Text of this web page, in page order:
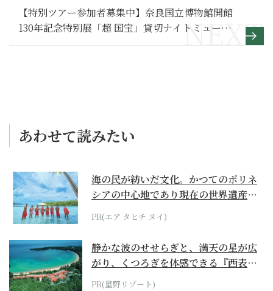
【特別ツアー参加者募集中】奈良国立博物館開館
130年記念特別展「超 国宝」貸切ナイトミュージ
アムと奈良の旅
あわせて読みたい
海の民が紡いだ文化。かつてのポリネ
シアの中心地であり現在の世界遺産か
らみえてくる...
PR(エア タヒチ ヌイ)
静かな波のせせらぎと、満天の星が広
がり、くつろぎを体感できる『西表島
ホテル by...
PR(星野リゾート)